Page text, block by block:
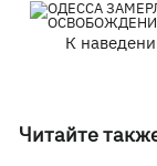
К
Читайте